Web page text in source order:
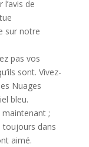
de
sur notre
pas vos
sont. Vivez-
Nuages
bleu.
;
toujours dans
aimé.